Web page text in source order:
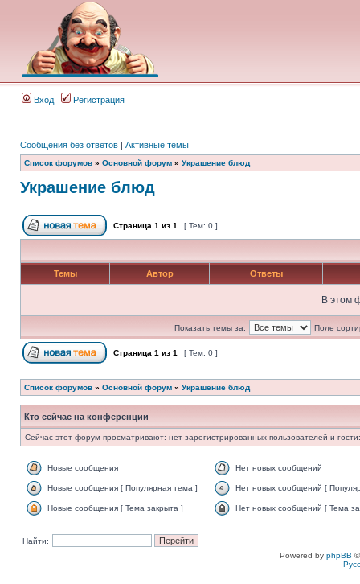
Вход Регистрация
Сообщения без ответов | Активные темы
Список форумов » Основной форум » Украшение блюд
Украшение блюд
Страница 1 из 1 [ Тем: 0 ]
Темы Автор Ответы
В этом
Показать темы за: Поле
Страница 1 из 1 [ Тем: 0 ]
Список форумов » Основной форум » Украшение блюд
Кто сейчас на конференции
Сейчас этот форум просматривают: нет зарегистрированных пользователей и
Новые сообщения Нет новых сообщений
Новые сообщения [ Популярная тема ] Нет новых сообщений [
Новые сообщения [ Тема закрыта ] Нет новых сообщений [ Тема
Найти:
Powered by phpBB